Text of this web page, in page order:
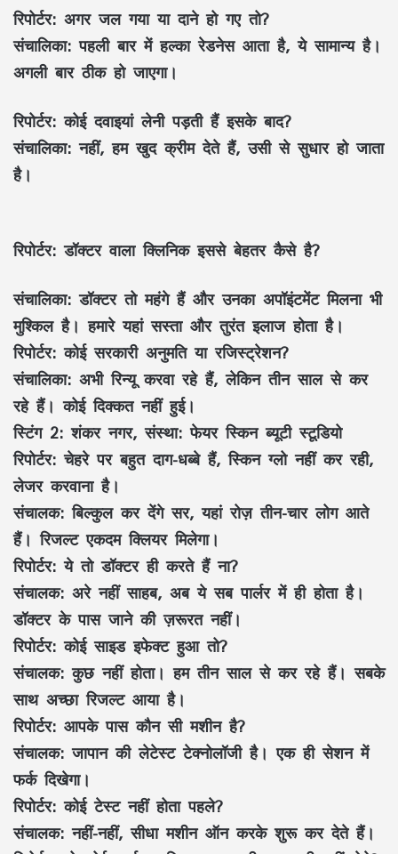
रिपोर्टर: अगर जल गया या दाने हो गए तो?
संचालिका: पहली बार में हल्का रेडनेस आता है, ये सामान्य है।
अगली बार ठीक हो जाएगा।
रिपोर्टर:कोई दवाइयां लेनी पड़ती हैं इसके बाद?
संचालिका: नहीं, हम खुद क्रीम देते हैं, उसी से सुधार हो जाता
है।
रिपोर्टर: डॉक्टर वाला क्लिनिक इससे बेहतर कैसे है?
संचालिका:डॉक्टर तो महंगे हैं और उनका अपॉइंटमेंट मिलना भी
मुश्किल है। हमारे यहां सस्ता और तुरंत इलाज होता है।
रिपोर्टर: कोई सरकारी अनुमति या रजिस्ट्रेशन?
संचालिका: अभी रिन्यू करवा रहे हैं, लेकिन तीन साल से कर
रहे हैं। कोई दिक्कत नहीं हुई।
स्टिंग 2: शंकर नगर, संस्था: फेयर स्किन ब्यूटी स्टूडियो
रिपोर्टर: चेहरे पर बहुत दाग-धब्बे हैं, स्किन ग्लो नहीं कर रही,
लेजर करवाना है।
संचालक: बिल्कुल कर देंगे सर, यहां रोज़ तीन-चार लोग आते
हैं। रिजल्ट एकदम क्लियर मिलेगा।
रिपोर्टर: ये तो डॉक्टर ही करते हैं ना?
संचालक: अरे नहीं साहब, अब ये सब पार्लर में ही होता है।
डॉक्टर के पास जाने की ज़रूरत नहीं।
रिपोर्टर: कोई साइड इफेक्ट हुआ तो?
संचालक: कुछ नहीं होता। हम तीन साल से कर रहे हैं। सबके
साथ अच्छा रिजल्ट आया है।
रिपोर्टर: आपके पास कौन सी मशीन है?
संचालक: जापान की लेटेस्ट टेक्नोलॉजी है। एक ही सेशन में
फर्क दिखेगा।
रिपोर्टर: कोई टेस्ट नहीं होता पहले?
संचालक: नहीं-नहीं, सीधा मशीन ऑन करके शुरू कर देते हैं।